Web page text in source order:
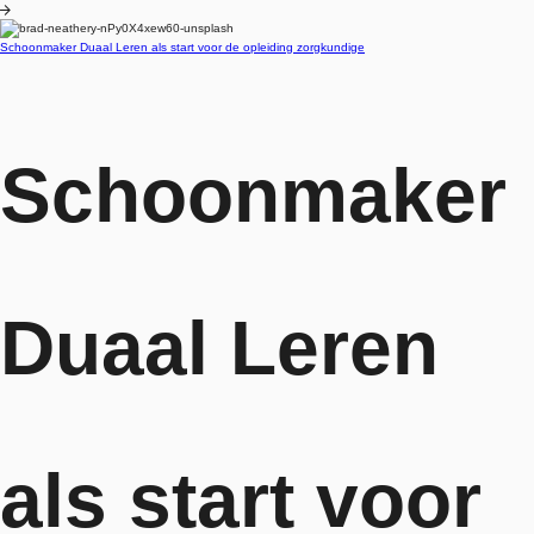
Blog
Schoonmaker Duaal Leren als start voor de opleiding zorgkundige
Schoonmaker
Duaal Leren
als start voor